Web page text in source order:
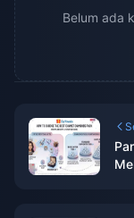
Belum ada